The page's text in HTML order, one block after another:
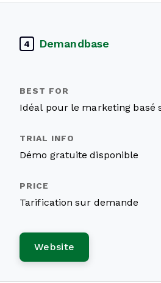
4 Demandbase
Idéal pour le marketing basé
Démo gratuite disponible
Tarification sur demande
Website